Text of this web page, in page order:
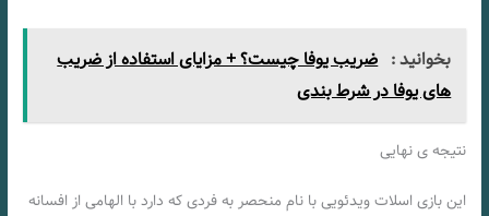
بخوانید : ضریب یوفا چیست؟ + مزایای استفاده از ضریب
های یوفا در شرط بندی
نتیجه ی نهایی
این بازی اسلات ویدئویی با نام منحصر به فردی که دارد با الهامی از افسانه